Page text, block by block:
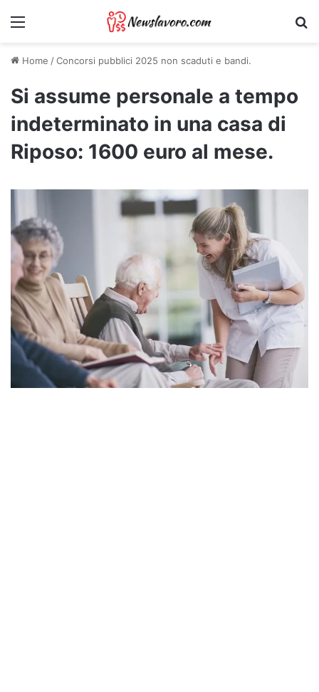
Menu
Home /Concorsi pubblici 2025 non scaduti e bandi.
Si assume personale a tempo
indeterminato in una casa di
Riposo: 1600 euro al mese.